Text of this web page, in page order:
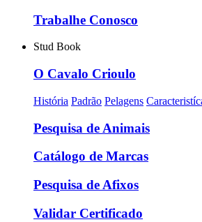
Trabalhe Conosco
Stud Book
O Cavalo Crioulo
História Padrão Pelagens
Pesquisa de Animais
Catálogo de Marcas
Pesquisa de Afixos
Validar Certificado